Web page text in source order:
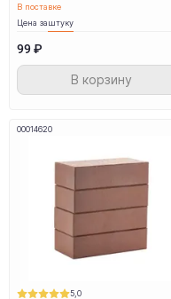
В поставке
Цена заштуку
99 ₽
В корзину
00014620
5,0